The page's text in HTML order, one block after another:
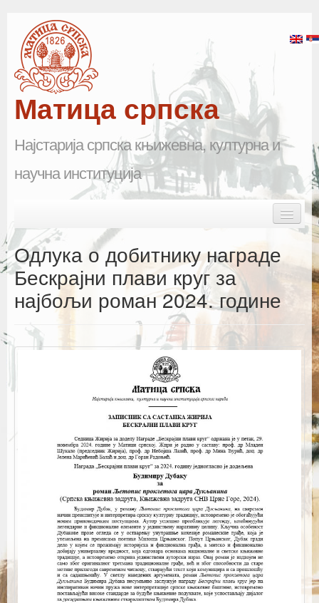
Матица српска
Најстарија српска књижевна, културна и
научна институција
Почетна
Матица српска
Научна одељења
Каталог издања
Летопис Матице српске
Одлука о добитнику награде
Бескрајни плави круг за
најбољи роман 2024. године